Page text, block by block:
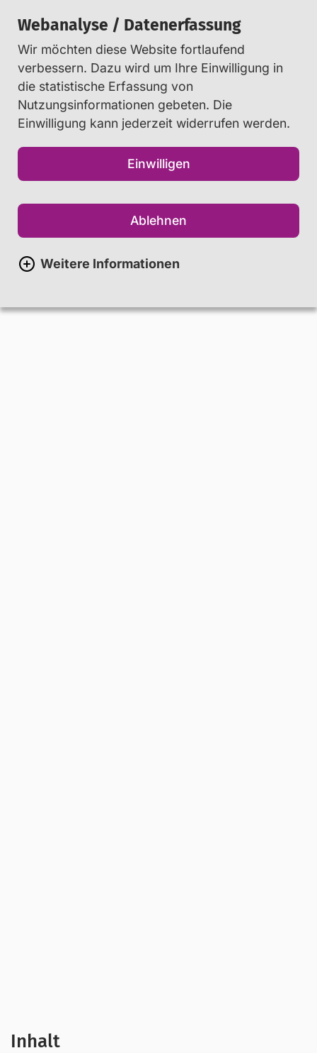
Webanalyse / Datenerfassung
Wir möchten diese Website fortlaufend
verbessern. Dazu wird um Ihre Einwilligung in
die statistische Erfassung von
Nutzungsinformationen gebeten. Die
Einwilligung kann jederzeit widerrufen werden.
Einwilligen
Ablehnen
Weitere Informationen
Startseite Eltern
...
Bildschirmzeit-Tricks erkennen
Trickst mein Kind bei der
Medienzeit? Was Eltern
wissen sollten
Inhalt